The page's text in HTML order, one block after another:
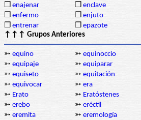
❒ enajenar ❒ enclave
❒ enfermo ❒ enjuto
❒ entrenar ❒ epazote
↑↑↑ Grupos Anteriores
➳ equino ➳ equinoccio
➳ equipaje ➳ equiparar
➳ equiseto ➳ equitación
➳ equivocar ➳ era
➳ Erato ➳ Eratóstenes
➳ erebo ➳ eréctil
➳ eremita ➳ eremología